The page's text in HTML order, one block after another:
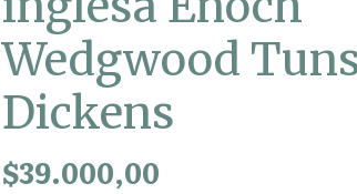
Wedgwood
Dickens
$39.000,00